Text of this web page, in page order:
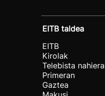
EITB taldea
EITB
Kirolak
Telebista
Primeran
Gaztea